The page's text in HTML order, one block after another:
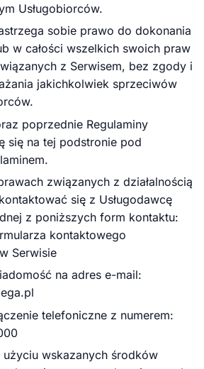
Usługobiorców.
sobie prawo do dokonania
w całości wszelkich swoich praw
z Serwisem, bez zgody i
jakichkolwiek sprzeciwów
poprzednie Regulaminy
się na tej podstronie pod
związanych z działalnością
się z Usługodawcę
z poniższych form kontaktu:
kontaktowego
Serwisie
na adres e-mail:
telefoniczne z numerem:
użyciu wskazanych środków